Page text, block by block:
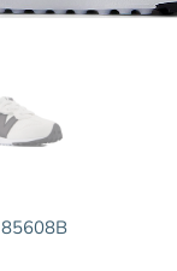
85608B